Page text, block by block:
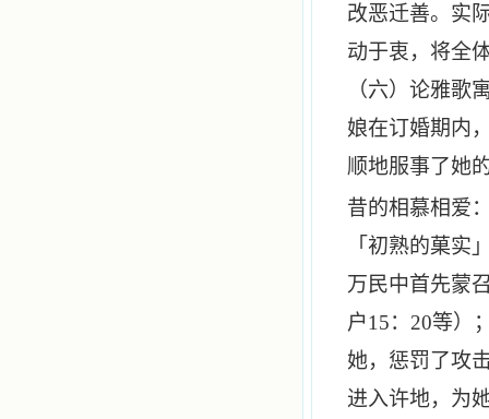
改恶迁善。实
动于衷，将全
（六）论雅歌
娘在订婚期内
顺地服事了她
昔的相慕相爱
「初熟的菓实
万民中首先蒙
户15： 20等）
她，惩罚了攻
进入许地，为